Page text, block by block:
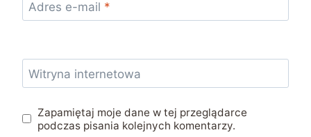
Adres e-mail *
Witryna internetowa
Zapamiętaj moje dane w tej przeglądarce
podczas pisania kolejnych komentarzy.